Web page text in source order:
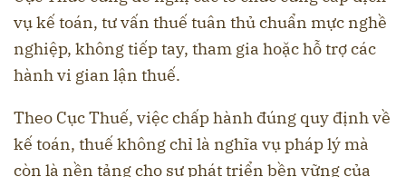
vụ kế toán, tư vấn thuế tuân thủ chuẩn mực nghề
nghiệp, không tiếp tay, tham gia hoặc hỗ trợ các
hành vi gian lận thuế.
Theo Cục Thuế, việc chấp hành đúng quy định về
kế toán, thuế không chỉ là nghĩa vụ pháp lý mà
còn là nền tảng cho sự phát triển bền vững của